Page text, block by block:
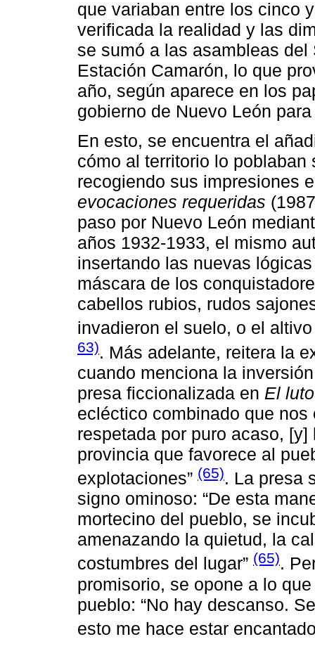
que variaban entre los cinco
verificada la realidad y las
se sumó a las asambleas
Estación Camarón, lo que
año, según aparece en los
gobierno de Nuevo León
En esto, se encuentra el
cómo al territorio lo
recogiendo sus impresiones
evocaciones requeridas
paso por Nuevo León
años 1932-1933, el mismo
insertando las nuevas
máscara de los
cabellos rubios, rudos
invadieron el suelo, o el
63). Más adelante, reitera la
cuando menciona la
presa ficcionalizada en El
ecléctico combinado que
respetada por puro acaso,
provincia que favorece al
explotaciones” (65). La presa
signo ominoso: “De esta
mortecino del pueblo, se
amenazando la quietud, la
costumbres del lugar” (65).
promisorio, se opone a lo
pueblo: “No hay descanso.
esto me hace estar